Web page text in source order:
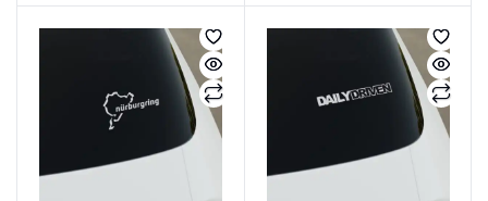
ürünün
varyasyonu
ürün
ürünün
varyasyonu
ürün